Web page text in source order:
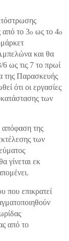
το 3ο ως το 4ο
και θα
6 ως τις 7 το πρωί
της Παρασκευής
ότι οι εργασίες
των
απόφαση της
των
γίνεται εκ
που επικρατεί
από το